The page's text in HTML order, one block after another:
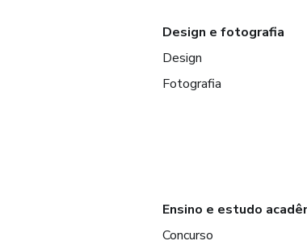
Design e fotografia
Design
Fotografia
Ensino e estudo
Concurso